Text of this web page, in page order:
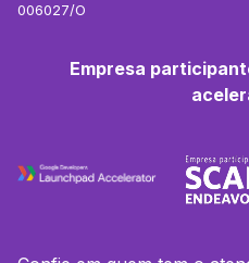
006027/O
Empresa